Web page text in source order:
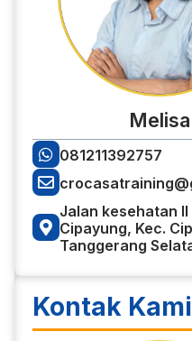
Melisa
081211392757
Jalan kesehatan II
Cipayung, Kec.
Tanggerang
Kontak Kami